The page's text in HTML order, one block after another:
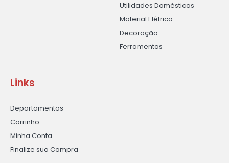
Utilidades Domésticas
Material Elétrico
Decoração
Ferramentas
Links
Departamentos
Carrinho
Minha Conta
Finalize sua Compra